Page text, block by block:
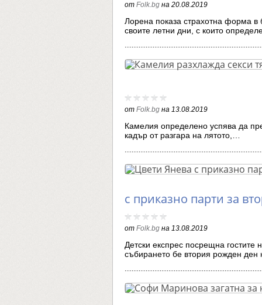
от Folk.bg на 20.08.2019
Лорена показа страхотна форма в
своите летни дни, с които
от Folk.bg на 13.08.2019
Камелия определено успява да
кадър от разгара на лятото,…
с приказно парти за
от Folk.bg на 13.08.2019
Детски експрес посрещна
събирането бе втория рожден ден